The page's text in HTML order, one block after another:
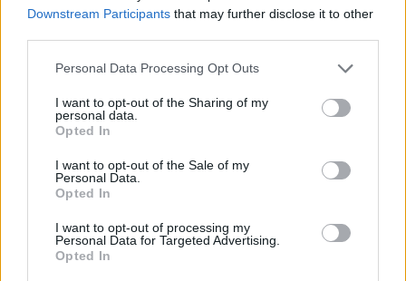
Downstream Participants that may further disclose it to other
Please note that this website/app uses one or more Google
not limited to your visit or usage behaviour. You may click to
grant or deny consent to Google and its third-party tags to
use your data for below specified purposes in below Google
consent section.
Personal Data Processing Opt Outs
I want to opt-out of the Sharing of my
personal data.
Opted In
I want to opt-out of the Sale of my
Personal Data.
Opted In
I want to opt-out of processing my
Personal Data for Targeted Advertising.
Opted In